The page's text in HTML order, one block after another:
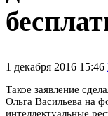
1 декабря 2016 15:46
Такое заявление
Ольга Васильева на
интеллектуальные